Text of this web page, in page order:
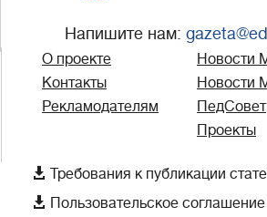
Напишите нам:
О проекте
Контакты
Рекламодателям
Новости
Новости
ПедСовет
Проекты
 Требования к публикации
 Пользовательское соглашение